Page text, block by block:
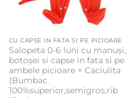
CU CAPSE IN FATA SI PE PICIOARE
Salopeta 0-6 luni cu manuși,
botoșei si capse in fata si pe
ambele picioare + Caciulita
(Bumbac
100%superior,semigros,rib